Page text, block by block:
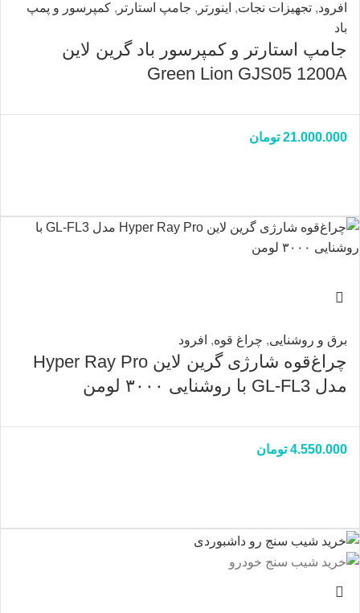
افرود, تجهیزات نجات, اینورتر , جامپ استارتر , کمپرسور و پمپ
باد
جامپ استارتر و کمپرسور باد گرین لاین
Green Lion GJS05 1200A
21.000.000 تومان
برق و روشنایی, چراغ قوه, افرود
چراغ‌قوه شارژی گرین لاین Hyper Ray Pro
مدل GL-FL3 با روشنایی ۳۰۰۰ لومن
4.550.000 تومان